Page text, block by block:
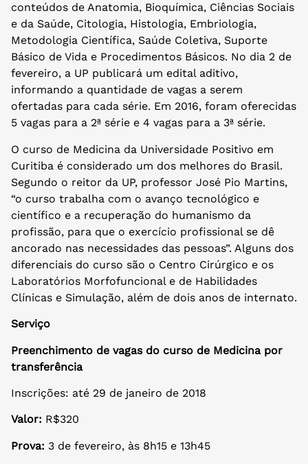
conteúdos de Anatomia, Bioquímica, Ciências Sociais
e da Saúde, Citologia, Histologia, Embriologia,
Metodologia Científica, Saúde Coletiva, Suporte
Básico de Vida e Procedimentos Básicos. No dia 2 de
fevereiro, a UP publicará um edital aditivo,
informando a quantidade de vagas a serem
ofertadas para cada série. Em 2016, foram oferecidas
5 vagas para a 2ª série e 4 vagas para a 3ª série.
O curso de Medicina da Universidade Positivo em
Curitiba é considerado um dos melhores do Brasil.
Segundo o reitor da UP, professor José Pio Martins,
“o curso trabalha com o avanço tecnológico e
científico e a recuperação do humanismo da
profissão, para que o exercício profissional se dê
ancorado nas necessidades das pessoas”. Alguns dos
diferenciais do curso são o Centro Cirúrgico e os
Laboratórios Morfofuncional e de Habilidades
Clínicas e Simulação, além de dois anos de internato.
Serviço
Preenchimento de vagas do curso de Medicina por
transferência
Inscrições: até 29 de janeiro de 2018
Valor: R$320
Prova: 3 de fevereiro, às 8h15 e 13h45